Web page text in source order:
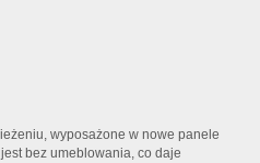
wyposażone w nowe panele
bez umeblowania, co daje